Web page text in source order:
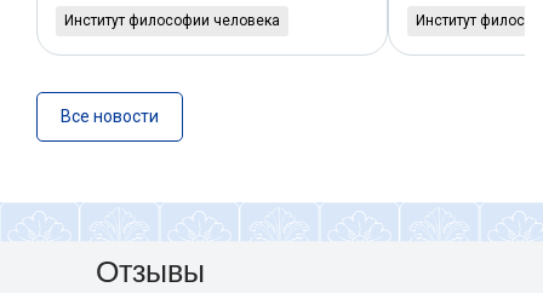
Институт философии человека Институт
Все новости
Отзывы